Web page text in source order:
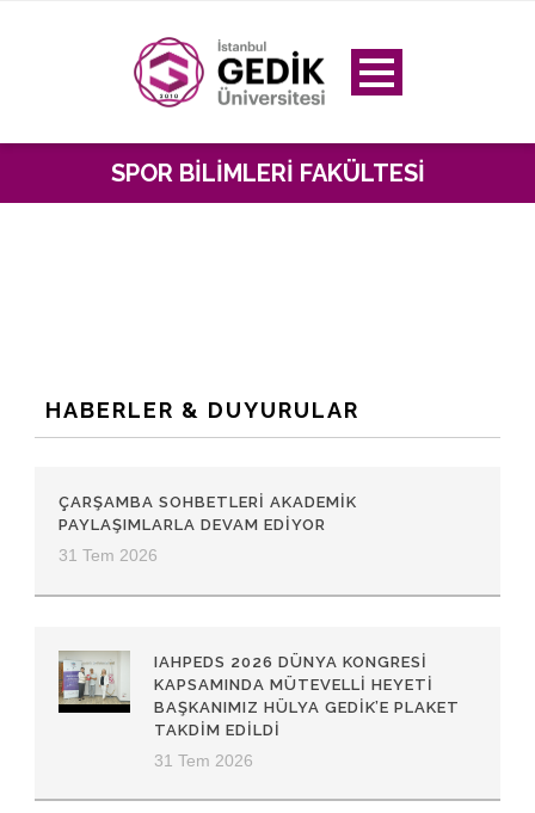
SPOR BILIMLERI FAKÜLTESI
HABERLER & DUYURULAR
ÇARŞAMBA SOHBETLERI AKADEMIK
PAYLAŞIMLARLA DEVAM EDIYOR
31 Tem 2026
IAHPEDS 2026 DÜNYA KONGRESI
KAPSAMINDA MÜTEVELLI HEYETI
BAŞKANIMIZ HÜLYA GEDIK’E PLAKET
TAKDIM EDILDI
31 Tem 2026